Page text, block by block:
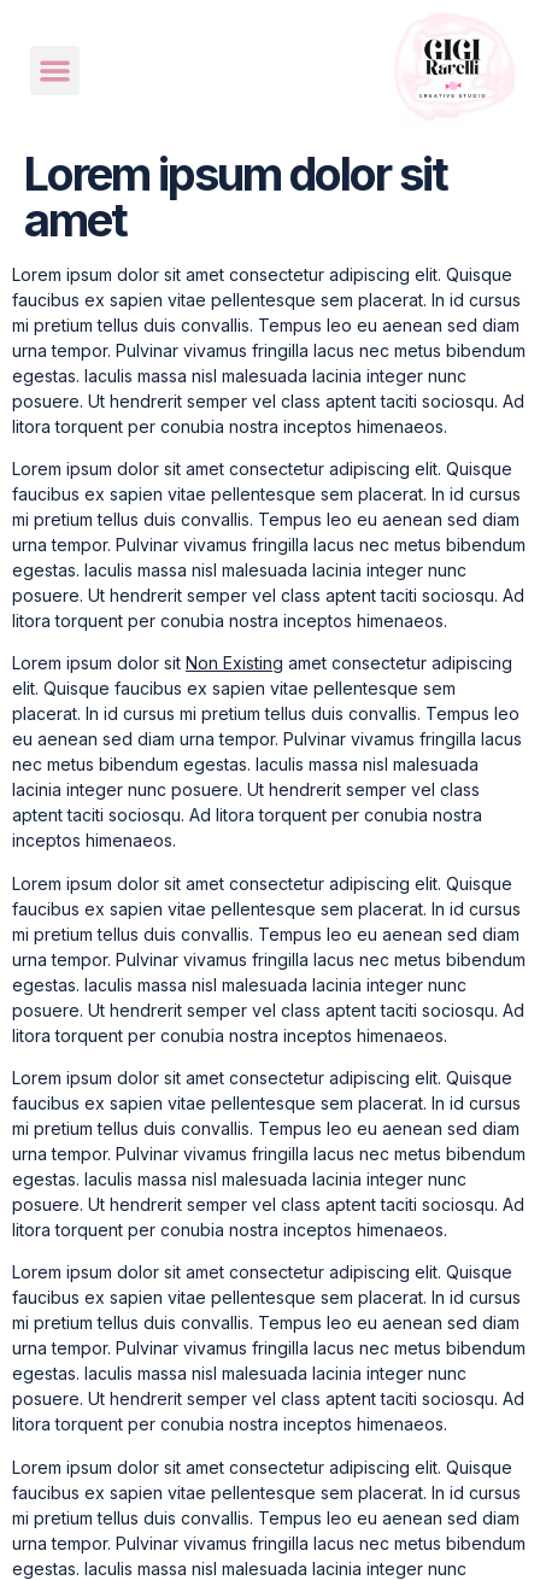
Lorem ipsum dolor sit
amet
Lorem ipsum dolor sit amet consectetur adipiscing elit. Quisque
faucibus ex sapien vitae pellentesque sem placerat. In id cursus
mi pretium tellus duis convallis. Tempus leo eu aenean sed diam
urna tempor. Pulvinar vivamus fringilla lacus nec metus bibendum
egestas. Iaculis massa nisl malesuada lacinia integer nunc
posuere. Ut hendrerit semper vel class aptent taciti sociosqu. Ad
litora torquent per conubia nostra inceptos himenaeos.
Lorem ipsum dolor sit amet consectetur adipiscing elit. Quisque
faucibus ex sapien vitae pellentesque sem placerat. In id cursus
mi pretium tellus duis convallis. Tempus leo eu aenean sed diam
urna tempor. Pulvinar vivamus fringilla lacus nec metus bibendum
egestas. Iaculis massa nisl malesuada lacinia integer nunc
posuere. Ut hendrerit semper vel class aptent taciti sociosqu. Ad
litora torquent per conubia nostra inceptos himenaeos.
Lorem ipsum dolor sit Non Existing amet consectetur adipiscing
elit. Quisque faucibus ex sapien vitae pellentesque sem
placerat. In id cursus mi pretium tellus duis convallis. Tempus leo
eu aenean sed diam urna tempor. Pulvinar vivamus fringilla lacus
nec metus bibendum egestas. Iaculis massa nisl malesuada
lacinia integer nunc posuere. Ut hendrerit semper vel class
aptent taciti sociosqu. Ad litora torquent per conubia nostra
inceptos himenaeos.
Lorem ipsum dolor sit amet consectetur adipiscing elit. Quisque
faucibus ex sapien vitae pellentesque sem placerat. In id cursus
mi pretium tellus duis convallis. Tempus leo eu aenean sed diam
urna tempor. Pulvinar vivamus fringilla lacus nec metus bibendum
egestas. Iaculis massa nisl malesuada lacinia integer nunc
posuere. Ut hendrerit semper vel class aptent taciti sociosqu. Ad
litora torquent per conubia nostra inceptos himenaeos.
Lorem ipsum dolor sit amet consectetur adipiscing elit. Quisque
faucibus ex sapien vitae pellentesque sem placerat. In id cursus
mi pretium tellus duis convallis. Tempus leo eu aenean sed diam
urna tempor. Pulvinar vivamus fringilla lacus nec metus bibendum
egestas. Iaculis massa nisl malesuada lacinia integer nunc
posuere. Ut hendrerit semper vel class aptent taciti sociosqu. Ad
litora torquent per conubia nostra inceptos himenaeos.
Lorem ipsum dolor sit amet consectetur adipiscing elit. Quisque
faucibus ex sapien vitae pellentesque sem placerat. In id cursus
mi pretium tellus duis convallis. Tempus leo eu aenean sed diam
urna tempor. Pulvinar vivamus fringilla lacus nec metus bibendum
egestas. Iaculis massa nisl malesuada lacinia integer nunc
posuere. Ut hendrerit semper vel class aptent taciti sociosqu. Ad
litora torquent per conubia nostra inceptos himenaeos.
Lorem ipsum dolor sit amet consectetur adipiscing elit. Quisque
faucibus ex sapien vitae pellentesque sem placerat. In id cursus
mi pretium tellus duis convallis. Tempus leo eu aenean sed diam
urna tempor. Pulvinar vivamus fringilla lacus nec metus bibendum
egestas. Iaculis massa nisl malesuada lacinia integer nunc